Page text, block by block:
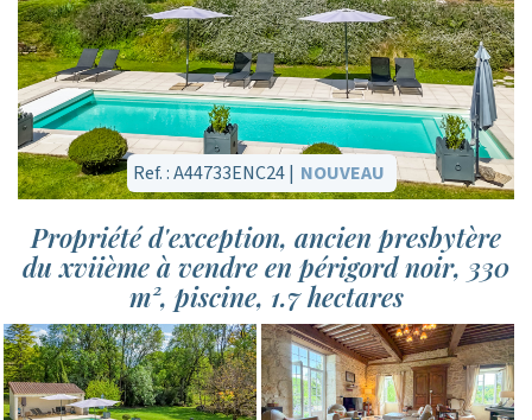
Ref. : A44733ENC24 | NOUVEAU
Propriété d'exception, ancien presbytère
du xviième à vendre en périgord noir, 330
m², piscine, 1.7 hectares